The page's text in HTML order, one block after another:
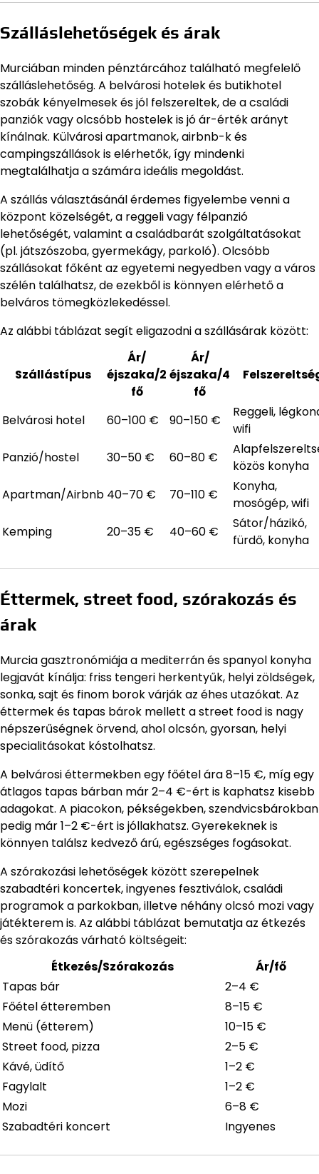
Szálláslehetőségek és árak
Murciában minden pénztárcához található megfelelő
szálláslehetőség. A belvárosi hotelek és butikhotel
szobák kényelmesek és jól felszereltek, de a családi
panziók vagy olcsóbb hostelek is jó ár-érték arányt
kínálnak. Külvárosi apartmanok, airbnb-k és
campingszállások is elérhetők, így mindenki
megtalálhatja a számára ideális megoldást.
A szállás választásánál érdemes figyelembe venni a
központ közelségét, a reggeli vagy félpanzió
lehetőségét, valamint a családbarát szolgáltatásokat
(pl. játszószoba, gyermekágy, parkoló). Olcsóbb
szállásokat főként az egyetemi negyedben vagy a város
szélén találhatsz, de ezekből is könnyen elérhető a
belváros tömegközlekedéssel.
Az alábbi táblázat segít eligazodni a szállásárak között:
Szállástípus
Ár/
éjszaka/2
fő
Ár/
éjszaka/4
fő
Belvárosi hotel 60–100 € 90–150 €
Reggeli,
wifi
Panzió/hostel
30–50 € 60–80 €
közös konyha
Apartman/Airbnb 40–70 € 70–110 €
Konyha,
mosógép, wifi
Kemping
20–35 € 40–60 €
Sátor/házikó,
fürdő, konyha
Éttermek, street food, szórakozás és
árak
Murcia gasztronómiája a mediterrán és spanyol konyha
legjavát kínálja: friss tengeri herkentyűk, helyi zöldségek,
sonka, sajt és finom borok várják az éhes utazókat. Az
éttermek és tapas bárok mellett a street food is nagy
népszerűségnek örvend, ahol olcsón, gyorsan, helyi
specialitásokat kóstolhatsz.
A belvárosi éttermekben egy főétel ára 8–15 €, míg egy
átlagos tapas bárban már 2–4 €-ért is kaphatsz kisebb
adagokat. A piacokon, pékségekben, szendvicsbárokban
pedig már 1–2 €-ért is jóllakhatsz. Gyerekeknek is
könnyen találsz kedvező árú, egészséges fogásokat.
A szórakozási lehetőségek között szerepelnek
szabadtéri koncertek, ingyenes fesztiválok, családi
programok a parkokban, illetve néhány olcsó mozi vagy
játékterem is. Az alábbi táblázat bemutatja az étkezés
és szórakozás várható költségeit:
Étkezés/Szórakozás
Ár/fő
Tapas bár
2–4 €
Főétel étteremben
8–15 €
Menü (étterem)
10–15 €
Street food, pizza
2–5 €
Kávé, üdítő
1–2 €
Fagylalt
1–2 €
Mozi
6–8 €
Szabadtéri koncert
Ingyenes